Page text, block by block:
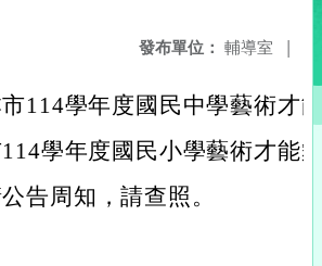
發布單位： 輔導室 |
114學年度國民中學藝術才
學年度國民小學藝術才能
告周知，請查照。